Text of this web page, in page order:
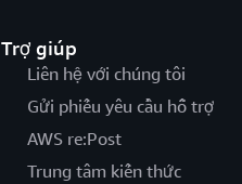
Trợ giúp
Liên hệ với chúng tôi
Gửi phiếu yêu cầu hỗ trợ
AWS re:Post
Trung tâm kiến thức